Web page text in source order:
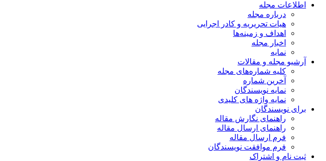
اطلاعات مجله
درباره مجله
هیات تحریریه و کادر اجرایی
اهداف و زمینه‌ها
اخبار مجله
نمایه
آرشیو مجله و مقالات
کلیه شماره‌های مجله
آخرین شماره
نمایه نویسندگان
نمایه واژه های کلیدی
برای نویسندگان
راهنمای نگارش مقاله
راهنمای ارسال مقاله
فرم ارسال مقاله
فرم موافقت نویسندگان
ثبت نام و اشتراک